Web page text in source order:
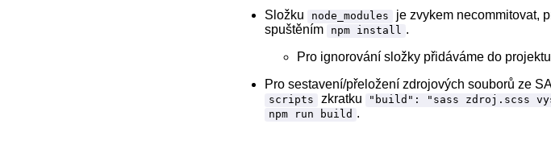
Složku
node_modules
je zvykem necommitovat,
spuštěním
npm install .
Pro ignorování složky přidáváme do
Pro sestavení/přeložení zdrojových souborů ze
scripts zkratku "build": "sass zdroj.scss
npm run build .